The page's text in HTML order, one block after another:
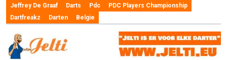
Jeffrey De Graaf Darts Pdc
PDC Players Championship
Dartfreakz
Darten Belgie